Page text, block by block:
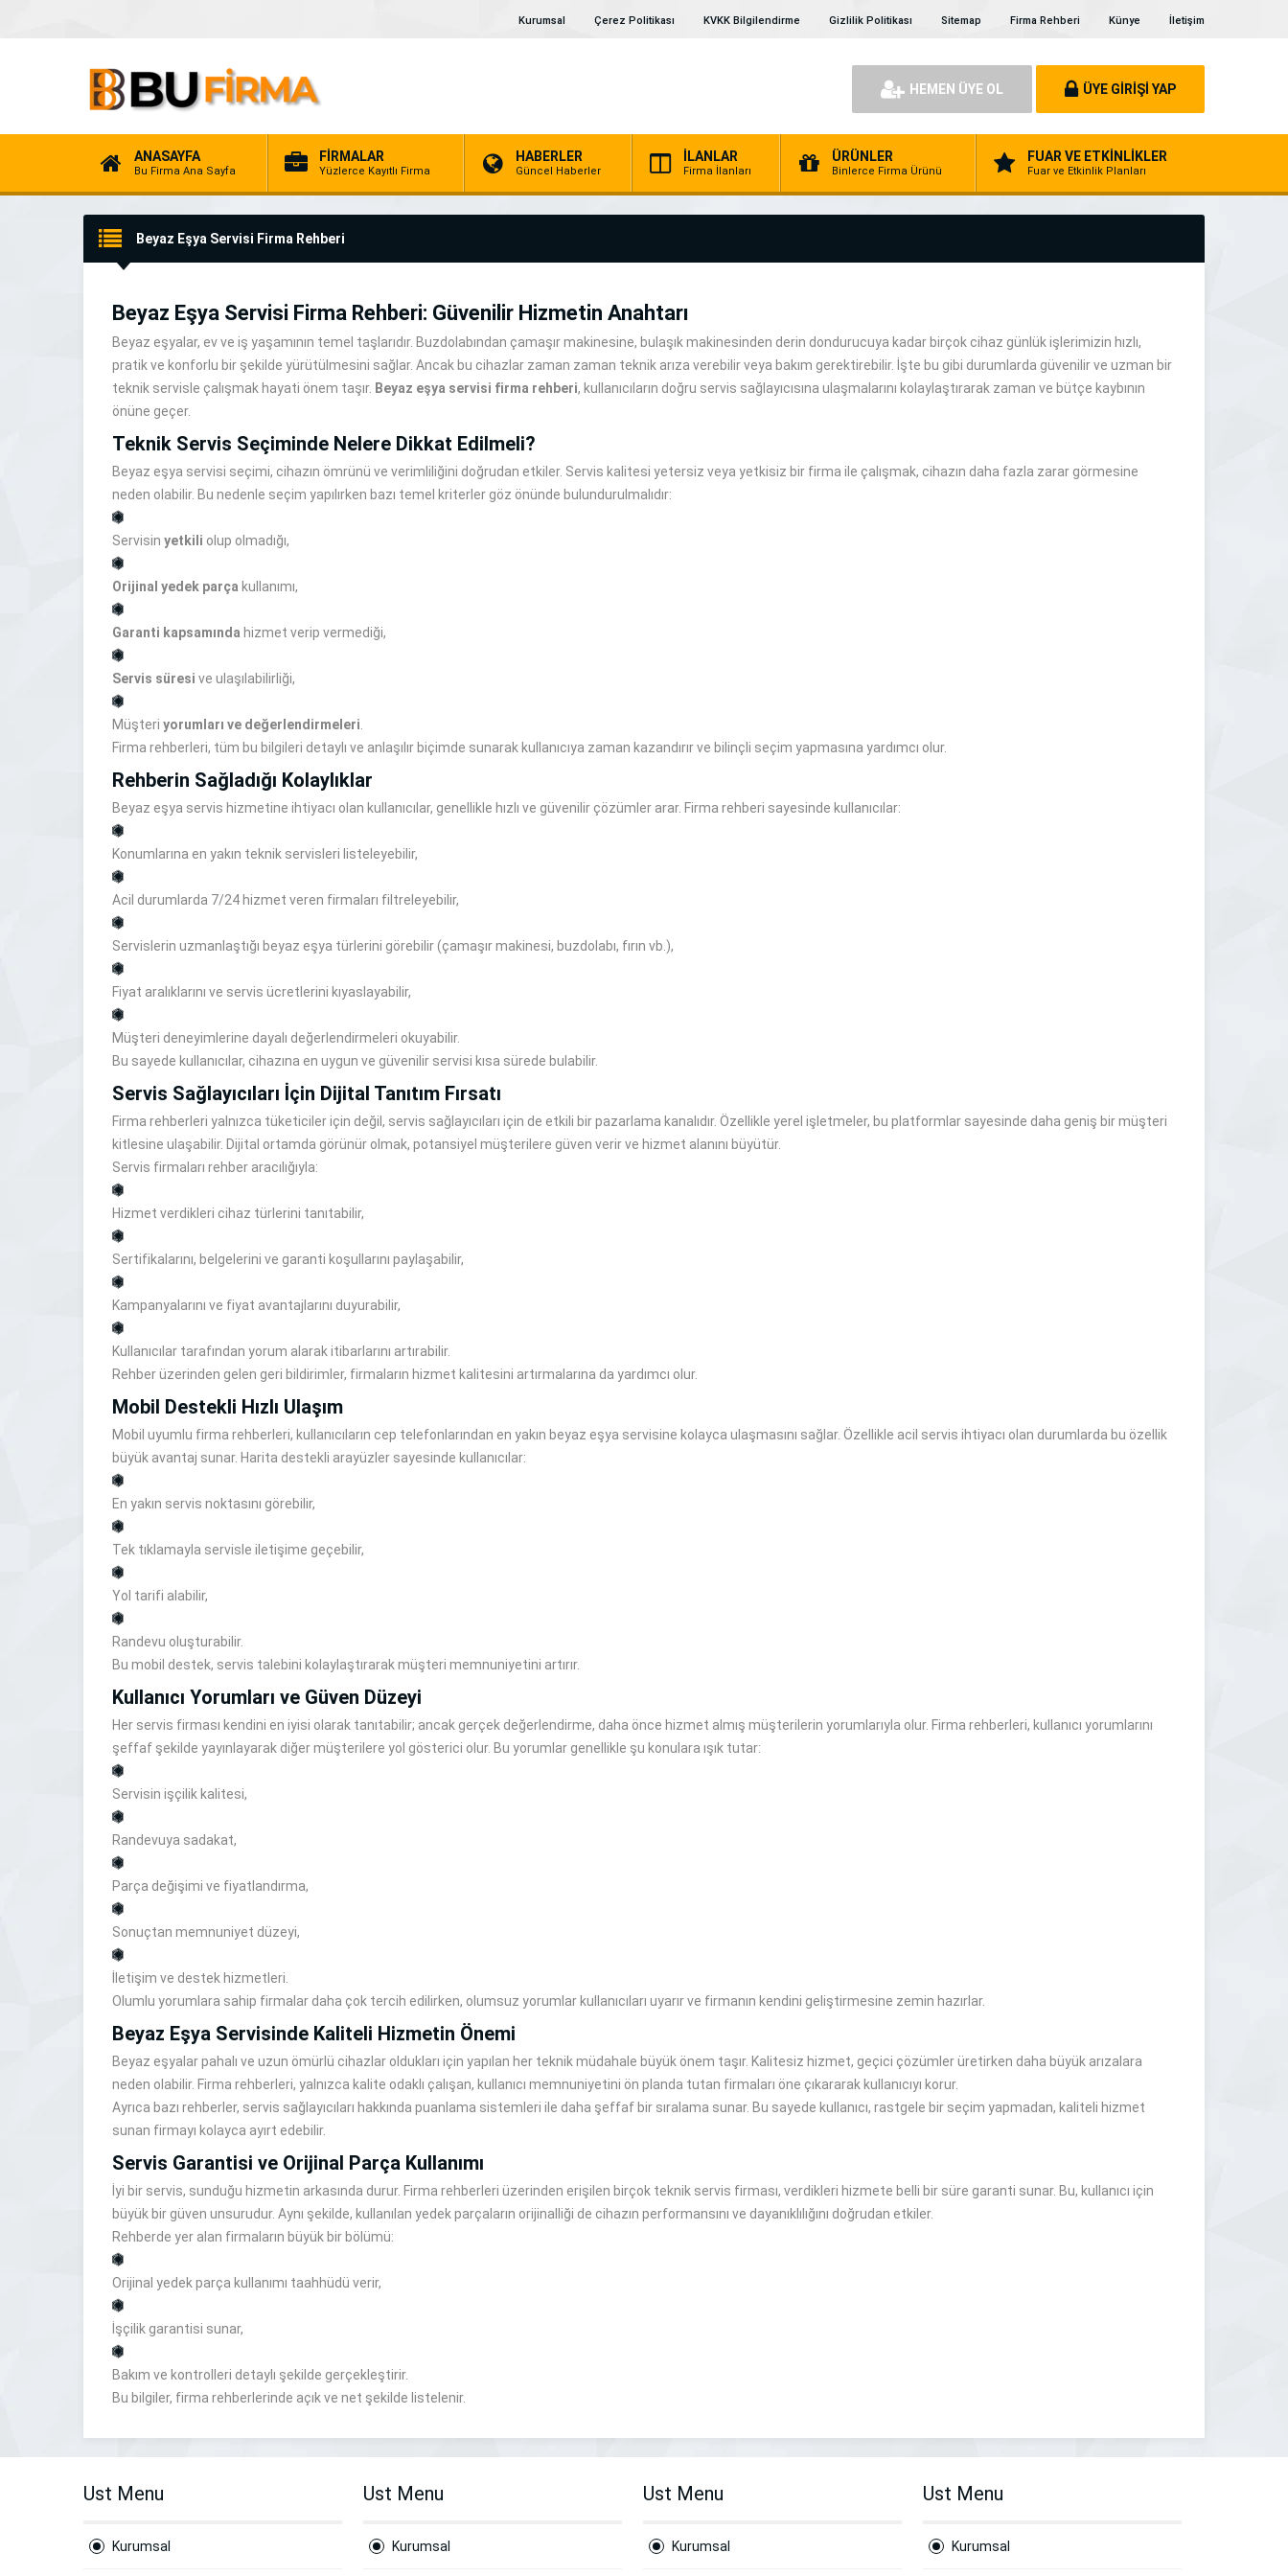
Kurumsal Çerez Politikası KVKK Bilgilendirme Gizlilik Politikası Sitemap Firma Rehberi Künye İletişim
HEMEN ÜYE OL ÜYE GİRİŞİ YAP
ANASAYFA
Bu Firma Ana Sayfa
FİRMALAR
Yüzlerce Kayıtlı Firma
HABERLER
Güncel Haberler
İLANLAR
Firma İlanları
ÜRÜNLER
Binlerce Firma Ürünü
FUAR VE ETKİNLİKLER
Fuar ve Etkinlik Planları
Beyaz Eşya Servisi Firma Rehberi
Beyaz Eşya Servisi Firma Rehberi: Güvenilir Hizmetin Anahtarı
Beyaz eşyalar, ev ve iş yaşamının temel taşlarıdır. Buzdolabından çamaşır makinesine, bulaşık makinesinden derin dondurucuya kadar birçok cihaz günlük işlerimizin hızlı,
pratik ve konforlu bir şekilde yürütülmesini sağlar. Ancak bu cihazlar zaman zaman teknik arıza verebilir veya bakım gerektirebilir. İşte bu gibi durumlarda güvenilir ve uzman bir
teknik servisle çalışmak hayati önem taşır. Beyaz eşya servisi firma rehberi, kullanıcıların doğru servis sağlayıcısına ulaşmalarını kolaylaştırarak zaman ve bütçe kaybının
önüne geçer.
Teknik Servis Seçiminde Nelere Dikkat Edilmeli?
Beyaz eşya servisi seçimi, cihazın ömrünü ve verimliliğini doğrudan etkiler. Servis kalitesi yetersiz veya yetkisiz bir firma ile çalışmak, cihazın daha fazla zarar görmesine
neden olabilir. Bu nedenle seçim yapılırken bazı temel kriterler göz önünde bulundurulmalıdır:
Servisin yetkili olup olmadığı,
Orijinal yedek parça kullanımı,
Garanti kapsamında hizmet verip vermediği,
Servis süresi ve ulaşılabilirliği,
Müşteri yorumları ve değerlendirmeleri
Firma rehberleri, tüm bu bilgileri detaylı ve anlaşılır biçimde sunarak kullanıcıya zaman kazandırır ve bilinçli seçim yapmasına yardımcı olur.
Rehberin Sağladığı Kolaylıklar
Beyaz eşya servis hizmetine ihtiyacı olan kullanıcılar, genellikle hızlı ve güvenilir çözümler arar. Firma rehberi sayesinde kullanıcılar:
Konumlarına en yakın teknik servisleri listeleyebilir,
Acil durumlarda 7/24 hizmet veren firmaları filtreleyebilir,
Servislerin uzmanlaştığı beyaz eşya türlerini görebilir (çamaşır makinesi, buzdolabı, fırın vb.),
Fiyat aralıklarını ve servis ücretlerini kıyaslayabilir,
Müşteri deneyimlerine dayalı değerlendirmeleri okuyabilir.
Bu sayede kullanıcılar, cihazına en uygun ve güvenilir servisi kısa sürede bulabilir.
Servis Sağlayıcıları İçin Dijital Tanıtım Fırsatı
Firma rehberleri yalnızca tüketiciler için değil, servis sağlayıcıları için de etkili bir pazarlama kanalıdır. Özellikle yerel işletmeler, bu platformlar sayesinde daha geniş bir müşteri
kitlesine ulaşabilir. Dijital ortamda görünür olmak, potansiyel müşterilere güven verir ve hizmet alanını büyütür.
Servis firmaları rehber aracılığıyla:
Hizmet verdikleri cihaz türlerini tanıtabilir,
Sertifikalarını, belgelerini ve garanti koşullarını paylaşabilir,
Kampanyalarını ve fiyat avantajlarını duyurabilir,
Kullanıcılar tarafından yorum alarak itibarlarını artırabilir.
Rehber üzerinden gelen geri bildirimler, firmaların hizmet kalitesini artırmalarına da yardımcı olur.
Mobil Destekli Hızlı Ulaşım
Mobil uyumlu firma rehberleri, kullanıcıların cep telefonlarından en yakın beyaz eşya servisine kolayca ulaşmasını sağlar. Özellikle acil servis ihtiyacı olan durumlarda bu özellik
büyük avantaj sunar. Harita destekli arayüzler sayesinde kullanıcılar:
En yakın servis noktasını görebilir,
Tek tıklamayla servisle iletişime geçebilir,
Yol tarifi alabilir,
Randevu oluşturabilir.
Bu mobil destek, servis talebini kolaylaştırarak müşteri memnuniyetini artırır.
Kullanıcı Yorumları ve Güven Düzeyi
Her servis firması kendini en iyisi olarak tanıtabilir; ancak gerçek değerlendirme, daha önce hizmet almış müşterilerin yorumlarıyla olur. Firma rehberleri, kullanıcı yorumlarını
şeffaf şekilde yayınlayarak diğer müşterilere yol gösterici olur. Bu yorumlar genellikle şu konulara ışık tutar:
Servisin işçilik kalitesi,
Randevuya sadakat,
Parça değişimi ve fiyatlandırma,
Sonuçtan memnuniyet düzeyi,
İletişim ve destek hizmetleri.
Olumlu yorumlara sahip firmalar daha çok tercih edilirken, olumsuz yorumlar kullanıcıları uyarır ve firmanın kendini geliştirmesine zemin hazırlar.
Beyaz Eşya Servisinde Kaliteli Hizmetin Önemi
Beyaz eşyalar pahalı ve uzun ömürlü cihazlar oldukları için yapılan her teknik müdahale büyük önem taşır. Kalitesiz hizmet, geçici çözümler üretirken daha büyük arızalara
neden olabilir. Firma rehberleri, yalnızca kalite odaklı çalışan, kullanıcı memnuniyetini ön planda tutan firmaları öne çıkararak kullanıcıyı korur.
Ayrıca bazı rehberler, servis sağlayıcıları hakkında puanlama sistemleri ile daha şeffaf bir sıralama sunar. Bu sayede kullanıcı, rastgele bir seçim yapmadan, kaliteli hizmet
sunan firmayı kolayca ayırt edebilir.
Servis Garantisi ve Orijinal Parça Kullanımı
İyi bir servis, sunduğu hizmetin arkasında durur. Firma rehberleri üzerinden erişilen birçok teknik servis firması, verdikleri hizmete belli bir süre garanti sunar. Bu, kullanıcı için
büyük bir güven unsurudur. Aynı şekilde, kullanılan yedek parçaların orijinalliği de cihazın performansını ve dayanıklılığını doğrudan etkiler.
Rehberde yer alan firmaların büyük bir bölümü:
Orijinal yedek parça kullanımı taahhüdü verir,
İşçilik garantisi sunar,
Bakım ve kontrolleri detaylı şekilde gerçekleştirir.
Bu bilgiler, firma rehberlerinde açık ve net şekilde listelenir.
Ust Menu
Kurumsal
Ust Menu
Kurumsal
Ust Menu
Kurumsal
Ust Menu
Kurumsal